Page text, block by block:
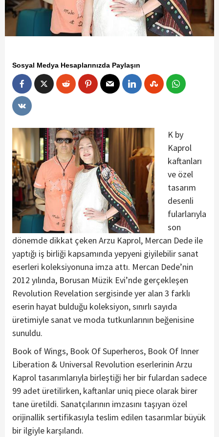
Sosyal Medya Hesaplarınızda Paylaşın
K by
Kaprol
kaftanları
ve özel
tasarım
desenli
fularlarıyla
son
dönemde dikkat çeken Arzu Kaprol, Mercan Dede ile
yaptığı iş birliği kapsamında yepyeni giyilebilir sanat
eserleri koleksiyonuna imza attı. Mercan Dede’nin
2012 yılında, Borusan Müzik Evi’nde gerçekleşen
Revolution Revelation sergisinde yer alan 3 farklı
eserin hayat bulduğu koleksiyon, sınırlı sayıda
üretimiyle sanat ve moda tutkunlarının beğenisine
sunuldu.
Book of Wings, Book Of Superheros, Book Of Inner
Liberation & Universal Revolution eserlerinin Arzu
Kaprol tasarımlarıyla birleştiği her bir fulardan sadece
99 adet üretilirken, kaftanlar uniq piece olarak birer
tane üretildi. Sanatçılarının imzasını taşıyan özel
orijinallik sertifikasıyla teslim edilen tasarımlar büyük
bir ilgiyle karşılandı.